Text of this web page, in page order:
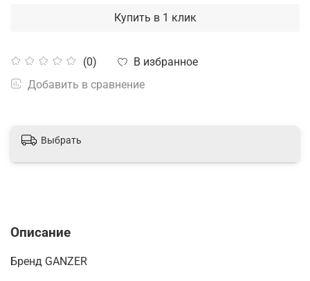
(0)
В избранное
Добавить в сравнение
Купить в 1 клик
Выбрать
Описание
Бренд GANZER